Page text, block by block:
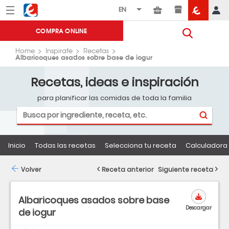
Menú Eroski
COMPRA ONLINE
Home Inspirate Recetas
Albaricoques asados sobre base de iogur
Recetas, ideas e inspiración
para planificar las comidas de toda la familia
Inicio Todas las recetas Selecciona tu receta
Albaricoques asados sobre base
de iogur
Descargar
Volver Receta anterior Siguiente receta